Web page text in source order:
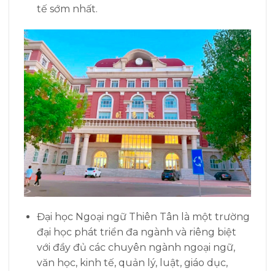
tế sớm nhất.
Đại học Ngoại ngữ Thiên Tân là một trường
đại học phát triển đa ngành và riêng biệt
với đầy đủ các chuyên ngành ngoại ngữ,
văn học, kinh tế, quản lý, luật, giáo dục,